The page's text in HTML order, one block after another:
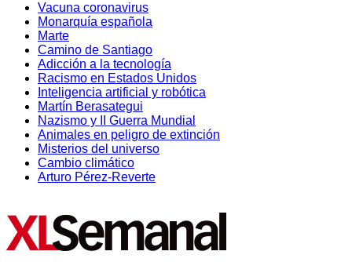
Vacuna coronavirus
Monarquía española
Marte
Camino de Santiago
Adicción a la tecnología
Racismo en Estados Unidos
Inteligencia artificial y robótica
Martín Berasategui
Nazismo y II Guerra Mundial
Animales en peligro de extinción
Misterios del universo
Cambio climático
Arturo Pérez-Reverte